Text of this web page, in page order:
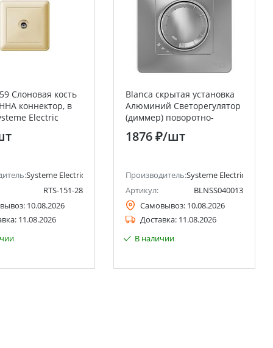
Слоновая кость
коннектор, в
Electric
Systeme Electric (ранее Schneider Electric)
RTS-151-28
10.08.2026
11.08.2026
Blanca скрытая установка
Алюминий Светорегулятор
(диммер) поворотно-
нажимной 400Вт Systeme
Electric (Schneider Electric)
1876 ₽/шт
Производитель:Systeme Electric
Артикул:
BLNSS040013
Самовывоз: 10.08.2026
Доставка: 11.08.2026
В наличии